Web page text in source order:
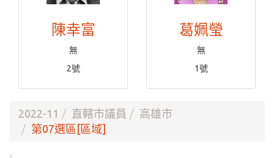
陳幸富
無
2號
葛姵瑩
無
1號
2022-11 直轄市議員
高雄市
第07選區[區域]